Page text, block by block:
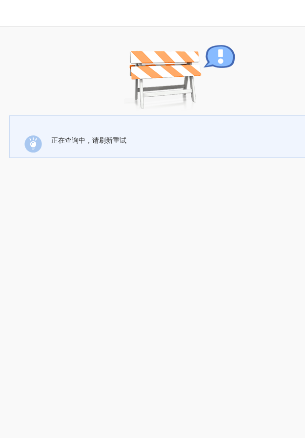
正在查询中，请刷新重试